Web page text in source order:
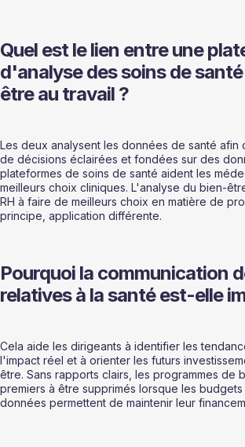
Quel est le lien entre une
d'analyse des soins de
être au travail ?
Les deux analysent les données de santé afin
de décisions éclairées et fondées sur des
plateformes de soins de santé aident les
meilleurs choix cliniques. L'analyse du bien-
RH à faire de meilleurs choix en matière de
principe, application différente.
Pourquoi la communication
relatives à la santé est-elle
Cela aide les dirigeants à identifier les
l'impact réel et à orienter les futurs
être. Sans rapports clairs, les programmes de
premiers à être supprimés lorsque les budgets
données permettent de maintenir leur